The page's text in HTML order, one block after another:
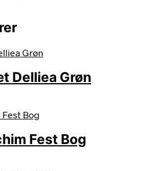
Delliea Grøn
Fest Bog